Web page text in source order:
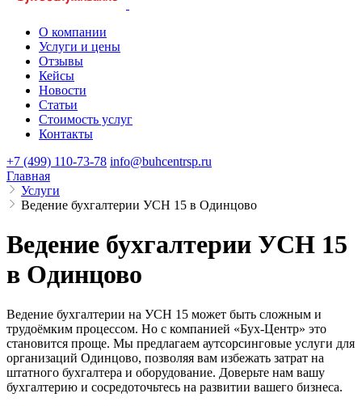
О компании
Услуги и цены
Отзывы
Кейсы
Новости
Статьи
Стоимость услуг
Контакты
+7 (499) 110-73-78 info@buhcentrsp.ru
Главная
Услуги
Ведение бухгалтерии УСН 15 в Одинцово
Ведение бухгалтерии УСН 15
в Одинцово
Ведение бухгалтерии на УСН 15 может быть сложным и
трудоёмким процессом. Но с компанией «Бух-Центр» это
становится проще. Мы предлагаем аутсорсинговые услуги для
организаций Одинцово, позволяя вам избежать затрат на
штатного бухгалтера и оборудование. Доверьте нам вашу
бухгалтерию и сосредоточьтесь на развитии вашего бизнеса.